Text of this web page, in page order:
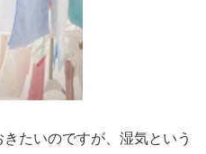
たいのですが、湿気という